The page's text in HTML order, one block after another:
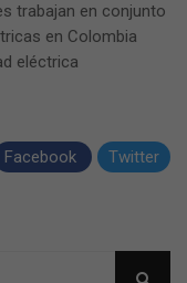
trabajan en conjunto
en Colombia
eléctrica
Facebook Twitter